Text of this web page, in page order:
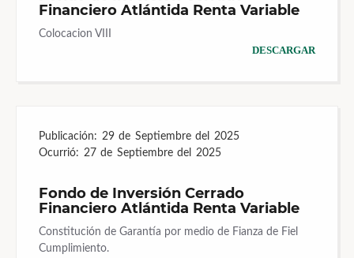
Financiero Atlántida Renta Variable
Colocacion VIII
DESCARGAR
Publicación: 29 de Septiembre del 2025
Ocurrió: 27 de Septiembre del 2025
Fondo de Inversión Cerrado
Financiero Atlántida Renta Variable
Constitución de Garantía por medio de Fianza de Fiel
Cumplimiento.